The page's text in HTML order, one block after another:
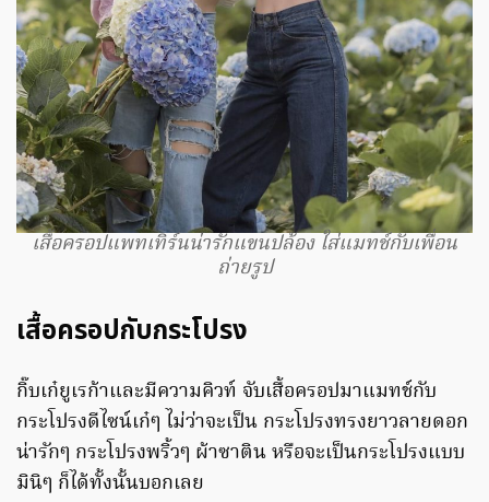
เสื้อครอปแพทเทิร์นน่ารักแขนปล้อง ใส่แมทช์กับเพื่อน
ถ่ายรูป
เสื้อครอปกับกระโปรง
กิ๊บเก๋ยูเรก้าและมีความคิวท์ จับเสื้อครอปมาแมทช์กับ
กระโปรงดีไซน์เก๋ๆ ไม่ว่าจะเป็น กระโปรงทรงยาวลายดอก
น่ารักๆ กระโปรงพริ้วๆ ผ้าซาติน หรือจะเป็นกระโปรงแบบ
มินิๆ ก็ได้ทั้งนั้นบอกเลย